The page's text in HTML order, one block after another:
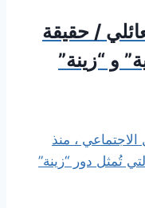
/ حقيقة
و “زينة”
، منذ
تُمثل دور “زينة”